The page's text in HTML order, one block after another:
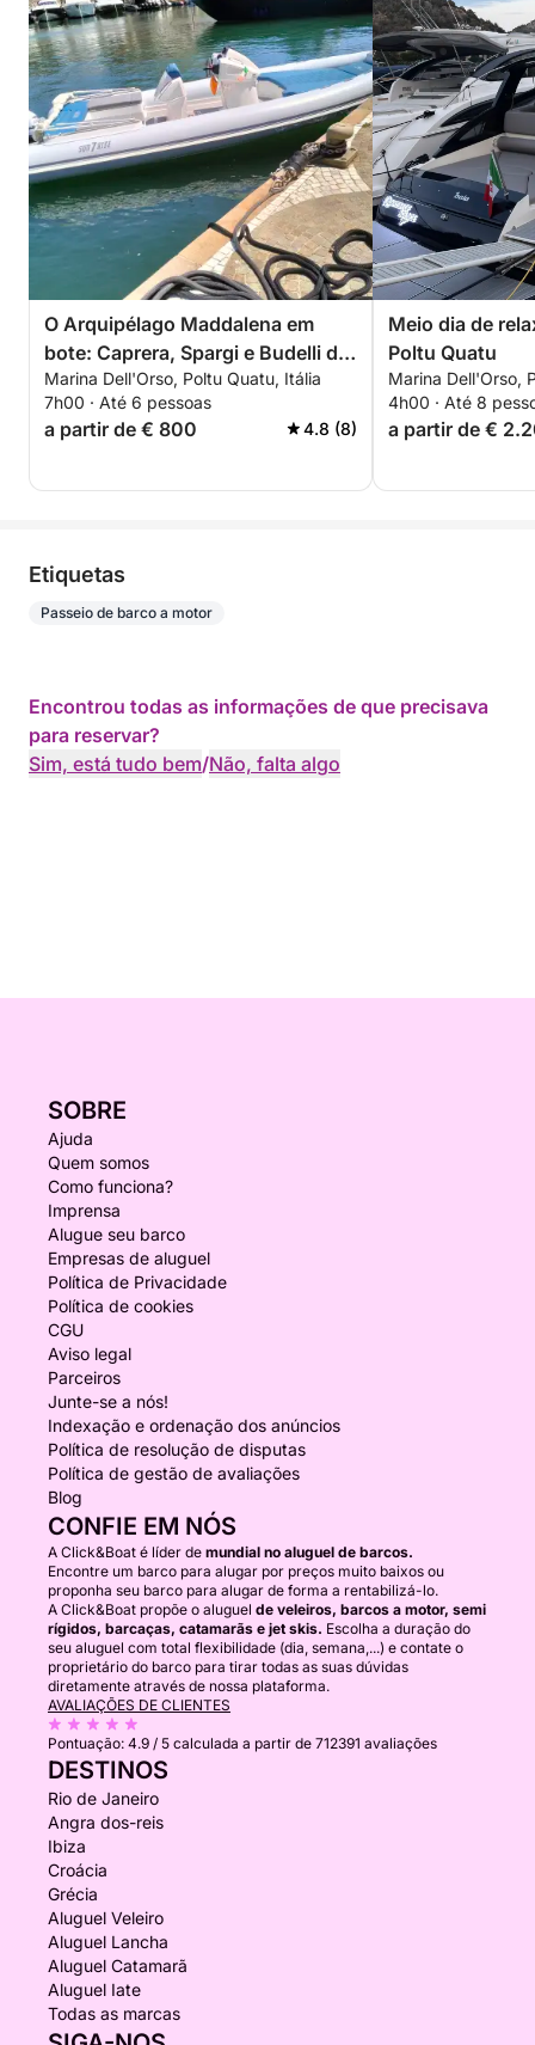
O Arquipélago Maddalena em
bote: Caprera, Spargi e Budelli de
Poltu Quatu
Marina Dell'Orso, Poltu Quatu, Itália
7h00 · Até 6 pessoas
a partir de € 800 4.8 (8)
Meio dia de
Poltu Quatu
Marina Dell'Orso,
4h00 · Até 8
a partir de €
Etiquetas
Passeio de barco a motor
Encontrou todas as informações de que precisava
para reservar?
Sim, está tudo bem/Não, falta algo
SOBRE
Ajuda
Quem somos
Como funciona?
Imprensa
Alugue seu barco
Empresas de aluguel
Política de Privacidade
Política de cookies
CGU
Aviso legal
Parceiros
Junte-se a nós!
Indexação e ordenação dos anúncios
Política de resolução de disputas
Política de gestão de avaliações
Blog
CONFIE EM NÓS
A Click&Boat é líder de mundial no aluguel de barcos.
Encontre um barco para alugar por preços muito baixos ou
proponha seu barco para alugar de forma a rentabilizá-lo.
A Click&Boat propõe o aluguel de veleiros, barcos a motor, semi
rígidos, barcaças, catamarãs e jet skis. Escolha a duração do
seu aluguel com total flexibilidade (dia, semana,...) e contate o
proprietário do barco para tirar todas as suas dúvidas
diretamente através de nossa plataforma.
AVALIAÇÕES DE CLIENTES
Pontuação: 4.9 / 5 calculada a partir de 712391 avaliações
DESTINOS
Rio de Janeiro
Angra dos-reis
Ibiza
Croácia
Grécia
Aluguel Veleiro
Aluguel Lancha
Aluguel Catamarã
Aluguel Iate
Todas as marcas